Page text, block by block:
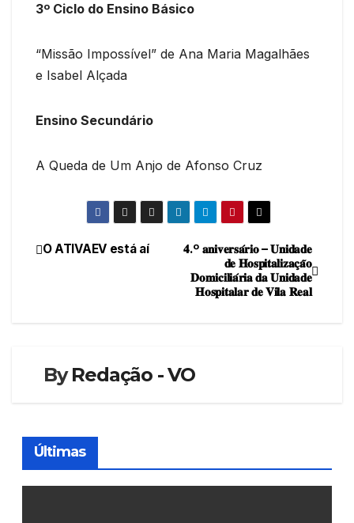
3º Ciclo do Ensino Básico
“Missão Impossível” de Ana Maria Magalhães
e Isabel Alçada
Ensino Secundário
A Queda de Um Anjo de Afonso Cruz
Navegação
𝟒.º 𝐚𝐧𝐢𝐯𝐞𝐫𝐬𝐚́𝐫𝐢𝐨 – 𝐔𝐧𝐢𝐝𝐚𝐝𝐞
𝐝𝐞 𝐇𝐨𝐬𝐩𝐢𝐭𝐚𝐥𝐢𝐳𝐚𝐜̧𝐚̃𝐨
𝐃𝐨𝐦𝐢𝐜𝐢𝐥𝐢𝐚́𝐫𝐢𝐚 𝐝𝐚 𝐔𝐧𝐢𝐝𝐚𝐝𝐞
𝐇𝐨𝐬𝐩𝐢𝐭𝐚𝐥𝐚𝐫 𝐝𝐞 𝐕𝐢𝐥𝐚 𝐑𝐞𝐚𝐥
O ATIVAEV está aí
ByRedação - VO
Últimas